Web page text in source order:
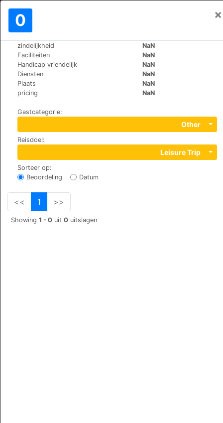
0 ×
zindelijkheid
NaN
Faciliteiten
NaN
Handicap vriendelijk
NaN
Diensten
NaN
Plaats
NaN
pricing
NaN
Gastcategorie:
Other
Reisdoel:
Leisure Trip
Sorteer op:
Beoordeling
Datum
<< 1 >>
Showing 1 - 0 uit 0 uitslagen
Wereld>Bulgaria
Premier Luxury Mountain Resort
+359 (0)74950500